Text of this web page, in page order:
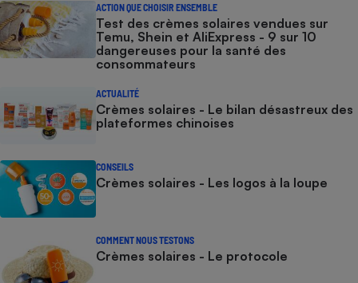
ACTION QUE CHOISIR ENSEMBLE
Test des crèmes solaires vendues sur
Temu, Shein et AliExpress - 9 sur 10
dangereuses pour la santé des
consommateurs
ACTUALITÉ
Crèmes solaires - Le bilan désastreux des
plateformes chinoises
CONSEILS
Crèmes solaires - Les logos à la loupe
COMMENT NOUS TESTONS
Crèmes solaires - Le protocole